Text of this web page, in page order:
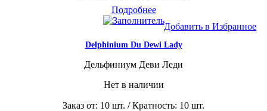
Подробнее
Добавить в Избранное
Delphinium Du Dewi Lady
Дельфиниум Деви Леди
Нет в наличии
Заказ от: 10 шт. / Кратность: 10 шт.